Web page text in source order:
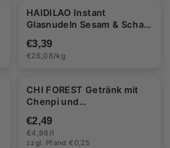
HAIDILAO Instant
Glasnudeln Sesam & Scharf
€3,39
€26,08/kg
CHI FOREST Getränk mit
Chenpi und
(EINWEG)
€2,49
€4,98/l
zzgl. Pfand €0,25